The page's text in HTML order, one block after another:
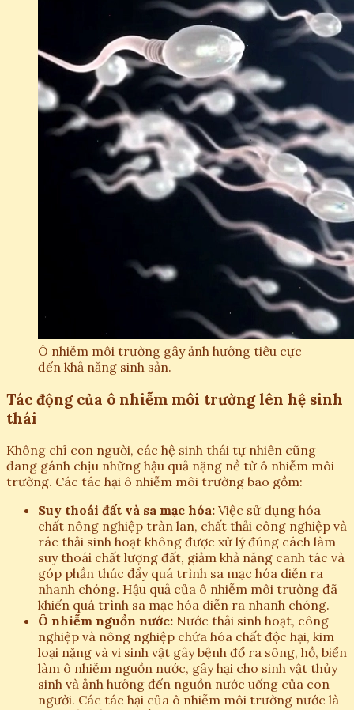
Ô nhiễm môi trường gây ảnh hưởng tiêu cực
đến khả năng sinh sản.
Tác động của ô nhiễm môi trường lên hệ sinh
thái
Không chỉ con người, các hệ sinh thái tự nhiên cũng
đang gánh chịu những hậu quả nặng nề từ ô nhiễm môi
trường. Các tác hại ô nhiễm môi trường bao gồm:
Suy thoái đất và sa mạc hóa: Việc sử dụng hóa
chất nông nghiệp tràn lan, chất thải công nghiệp và
rác thải sinh hoạt không được xử lý đúng cách làm
suy thoái chất lượng đất, giảm khả năng canh tác và
góp phần thúc đẩy quá trình sa mạc hóa diễn ra
nhanh chóng. Hậu quả của ô nhiễm môi trường đã
khiến quá trình sa mạc hóa diễn ra nhanh chóng.
Ô nhiễm nguồn nước: Nước thải sinh hoạt, công
nghiệp và nông nghiệp chứa hóa chất độc hại, kim
loại nặng và vi sinh vật gây bệnh đổ ra sông, hồ, biển
làm ô nhiễm nguồn nước, gây hại cho sinh vật thủy
sinh và ảnh hưởng đến nguồn nước uống của con
người. Các tác hại của ô nhiễm môi trường nước là